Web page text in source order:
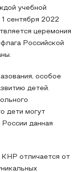
учебной
сентября 2022
церемония
Российской
особое
детей.
дети могут
России данная
КНР отличается от